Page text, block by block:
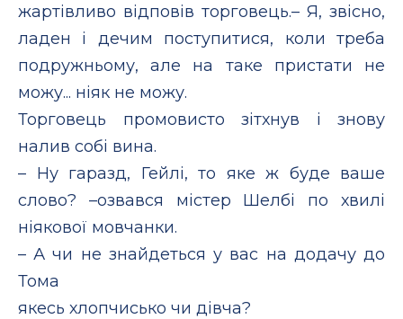
жартівливо відповів торговець.– Я, звісно,
ладен і дечим поступитися, коли треба
подружньому, але на таке пристати не
можу... ніяк не можу.
Торговець промовисто зітхнув і знову
налив собі вина.
– Ну гаразд, Гейлі, то яке ж буде ваше
слово? –озвався містер Шелбі по хвилі
ніякової мовчанки.
– А чи не знайдеться у вас на додачу до
Тома
якесь хлопчисько чи дівча?